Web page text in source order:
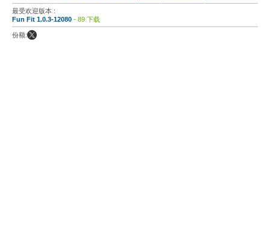
最受欢迎版本 :
Fun Fit 1.0.3-12080 - 89 下载
份额: